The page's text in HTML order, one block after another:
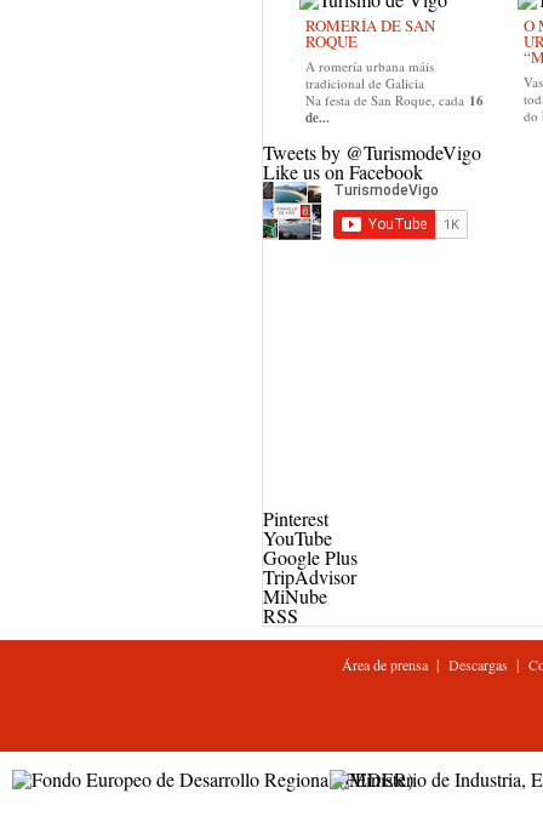
ROMERÍA DE SAN
ROQUE
A romería urbana máis
tradicional de Galicia
Na festa de San Roque, cada 16
de...
O
do
Tweets by @TurismodeVigo
Like us on Facebook
Pinterest
YouTube
Google Plus
TripAdvisor
MiNube
RSS
Área de prensa| Descargas|